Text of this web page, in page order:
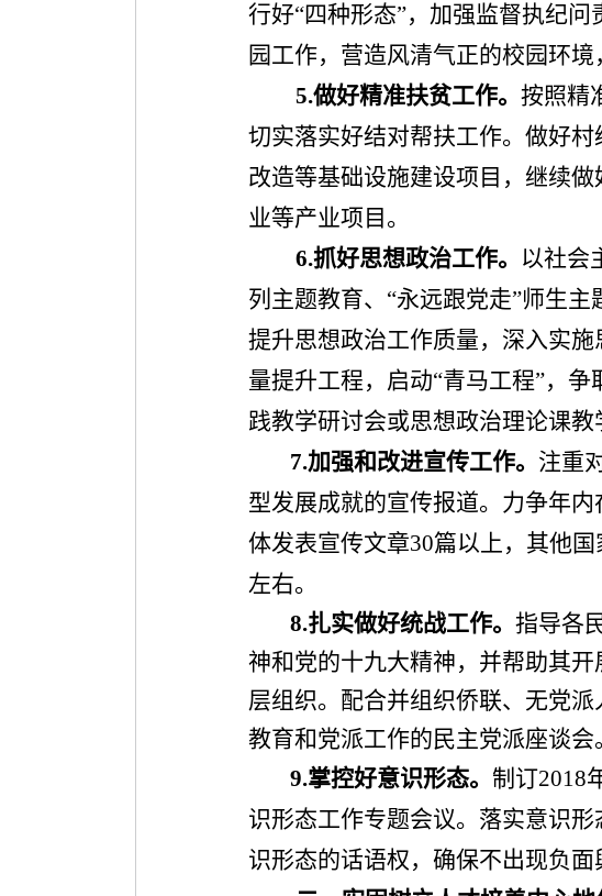
行好“四种形态”，加强监督执纪问
园工作，营造风清气正的校园环境
5.做好精准扶贫工作。 按照精
切实落实好结对帮扶工作。做好
改造等基础设施建设项目，继续
业等产业项目。
6.抓好思想政治工作。 以社会
列主题教育、 “永远跟党走”师生主
提升思想政治工作质量，深入实
量提升工程， 启动“青马工程”，争
践教学研讨会或思想政治理论课教
7.加强和改进宣传工作。 注重
型发展成就的宣传报道。力争年
体发表宣传文章30篇以上，其他
左右。
8.扎实做好统战工作。 指导各
神和党的十九大精神，并帮助其
层组织。配合并组织侨联、无党
教育和党派工作的民主党派座谈会
9.掌控好意识形态。 制订2018
识形态工作专题会议。 落实意识
识形态的话语权，确保不出现负面